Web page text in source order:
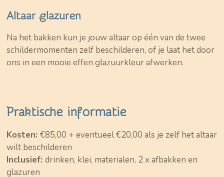
Altaar glazuren
Na het bakken kun je jouw altaar op één van de twee
schildermomenten zelf beschilderen, of je laat het door
ons in een mooie effen glazuurkleur afwerken.
Praktische informatie
Kosten: €85,00 + eventueel €20,00 als je zelf het altaar
wilt beschilderen
Inclusief: drinken, klei, materialen, 2 x afbakken en
glazuren